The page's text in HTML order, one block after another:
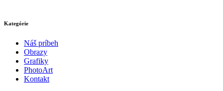
Kategórie
Náš príbeh
Obrazy
Grafiky
PhotoArt
Kontakt